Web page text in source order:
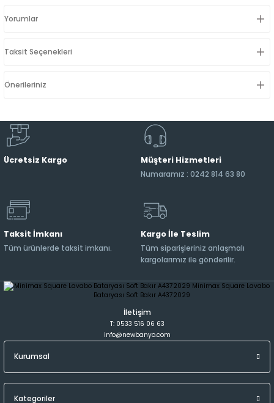
Yorumlar
Taksit Seçenekleri
Önerileriniz
Ücretsiz Kargo Müşteri Hizmetleri
Numaramız : 0242 814 63 80
Taksit İmkanı
Tüm ürünlerde taksit imkanı.
Kargo İle Teslim
Tüm siparişleriniz anlaşmalı
kargolarımız ile gönderilir.
İletişim
T: 0533 516 06 63
info@newbanyo.com
Kurumsal
Kategoriler